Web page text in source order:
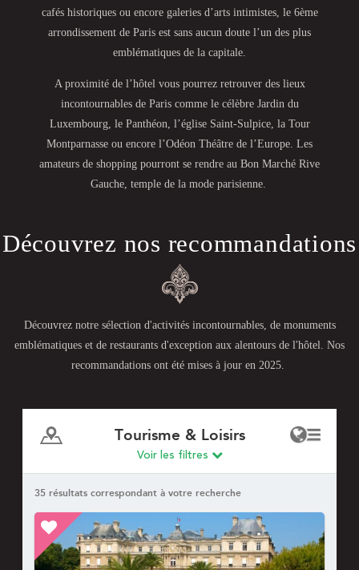
cafés historiques ou encore galeries d’arts intimistes, le 6ème
arrondissement de Paris est sans aucun doute l’un des plus
emblématiques de la capitale.
A proximité de l’hôtel vous pourrez retrouver des lieux
incontournables de Paris comme le célèbre Jardin du
Luxembourg, le Panthéon, l’église Saint-Sulpice, la Tour
Montparnasse ou encore l’Odéon Théâtre de l’Europe. Les
amateurs de shopping pourront se rendre au Bon Marché Rive
Gauche, temple de la mode parisienne.
Découvrez nos recommandations
Découvrez notre sélection d'activités incontournables, de monuments
emblématiques et de restaurants d'exception aux alentours de l'hôtel. Nos
recommandations ont été mises à jour en 2025.